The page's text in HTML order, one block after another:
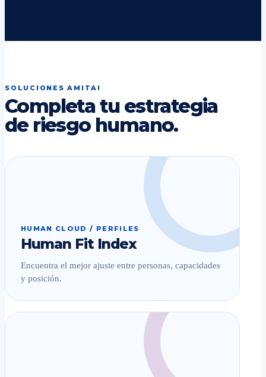
SOLUCIONES AMITAI
Completa tu estrategia
de riesgo humano.
HUMAN CLOUD / PERFILES
Human Fit Index
Encuentra el mejor ajuste entre personas, capacidades
y posición.